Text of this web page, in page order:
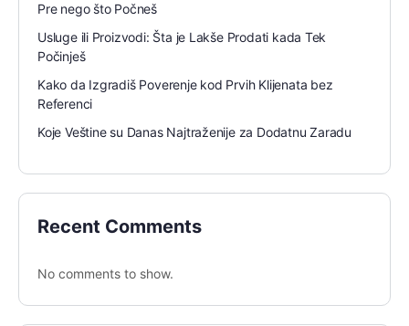
Pre nego što Počneš
Usluge ili Proizvodi: Šta je Lakše Prodati kada Tek
Počinješ
Kako da Izgradiš Poverenje kod Prvih Klijenata bez
Referenci
Koje Veštine su Danas Najtraženije za Dodatnu Zaradu
Recent Comments
No comments to show.